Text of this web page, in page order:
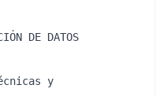
DE DATOS
y